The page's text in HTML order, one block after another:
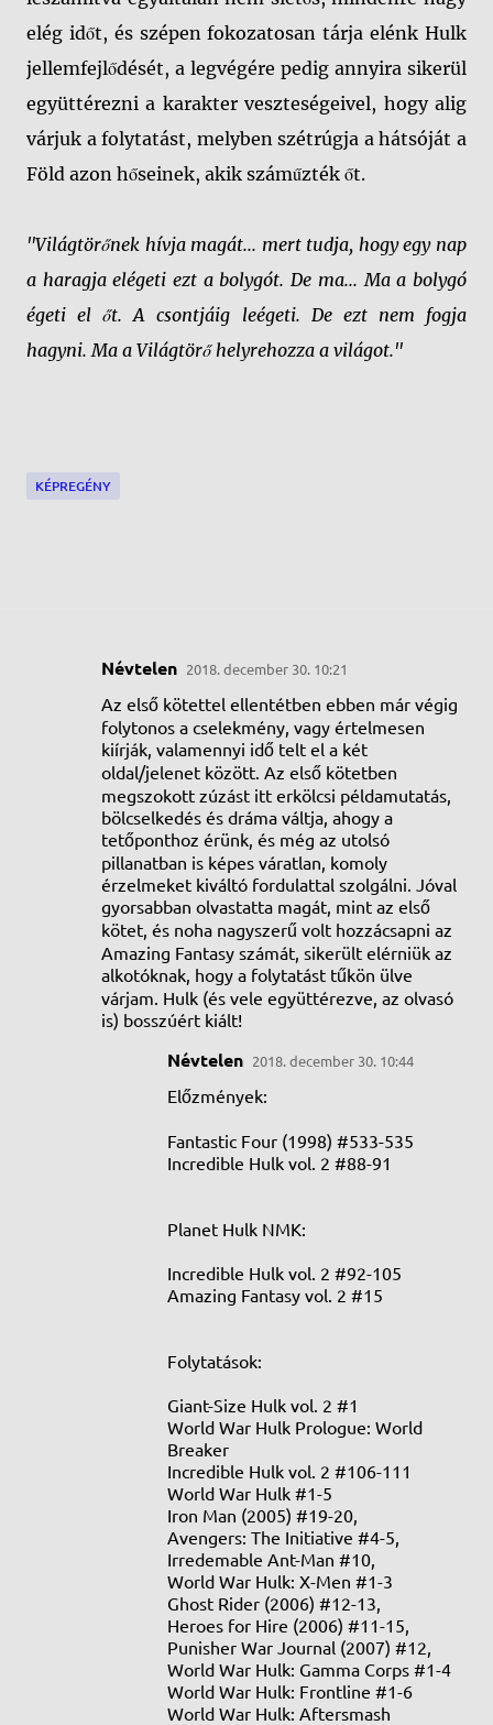
elég időt, és szépen fokozatosan tárja elénk Hulk
jellemfejlődését, a legvégére pedig annyira sikerül
együttérezni a karakter veszteségeivel, hogy alig
várjuk a folytatást, melyben szétrúgja a hátsóját a
Föld azon hőseinek, akik száműzték őt.
"Világtörőnek hívja magát... mert tudja, hogy egy nap
a haragja elégeti ezt a bolygót. De ma... Ma a bolygó
égeti el őt. A csontjáig leégeti. De ezt nem fogja
hagyni. Ma a Világtörő helyrehozza a világot."
KÉPREGÉNY
Névtelen 2018. december 30. 10:21
Az első kötettel ellentétben ebben már végig
folytonos a cselekmény, vagy értelmesen
kiírják, valamennyi idő telt el a két
oldal/jelenet között. Az első kötetben
megszokott zúzást itt erkölcsi példamutatás,
bölcselkedés és dráma váltja, ahogy a
tetőponthoz érünk, és még az utolsó
pillanatban is képes váratlan, komoly
érzelmeket kiváltó fordulattal szolgálni. Jóval
gyorsabban olvastatta magát, mint az első
kötet, és noha nagyszerű volt hozzácsapni az
Amazing Fantasy számát, sikerült elérniük az
alkotóknak, hogy a folytatást tűkön ülve
várjam. Hulk (és vele együttérezve, az olvasó
is) bosszúért kiált!
Névtelen 2018. december 30. 10:44
Előzmények:
Fantastic Four (1998) #533-535
Incredible Hulk vol. 2 #88-91
Planet Hulk NMK:
Incredible Hulk vol. 2 #92-105
Amazing Fantasy vol. 2 #15
Folytatások:
Giant-Size Hulk vol. 2 #1
World War Hulk Prologue: World
Breaker
Incredible Hulk vol. 2 #106-111
World War Hulk #1-5
Iron Man (2005) #19-20,
Avengers: The Initiative #4-5,
Irredemable Ant-Man #10,
World War Hulk: X-Men #1-3
Ghost Rider (2006) #12-13,
Heroes for Hire (2006) #11-15,
Punisher War Journal (2007) #12,
World War Hulk: Gamma Corps #1-4
World War Hulk: Frontline #1-6
World War Hulk: Aftersmash